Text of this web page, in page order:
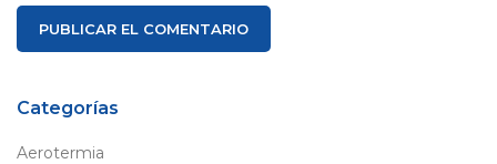
Categorías
Aerotermia